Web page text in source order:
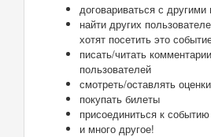
договариваться с
найти других
хотят посетить это
писать/читать
пользователей
смотреть/оставлять оценки
покупать билеты
присоединиться к событию
и много другое!